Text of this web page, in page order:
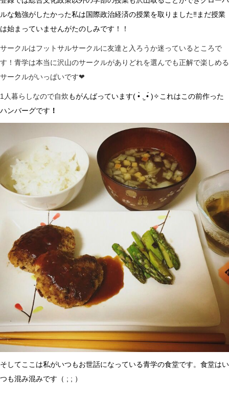
ルな勉強がしたかった私は国際政治経済の授業を取りました‼︎まだ授業
は始まっていませんがたのしみです！！
サークルはフットサルサークルに友達と入ろうか迷っているところで
す！青学は本当に沢山のサークルがありどれを選んでも正解で楽しめる
サークルがいっぱいです❤︎
1人暮らしなので自炊もがんばっています( •̀ .̫ •́ )✧これはこの前作った
ハンバーグです ！
そしてここは私がいつもお世話になっている青学の食堂です。 食堂はい
つも混み混みです（ ; ; ）